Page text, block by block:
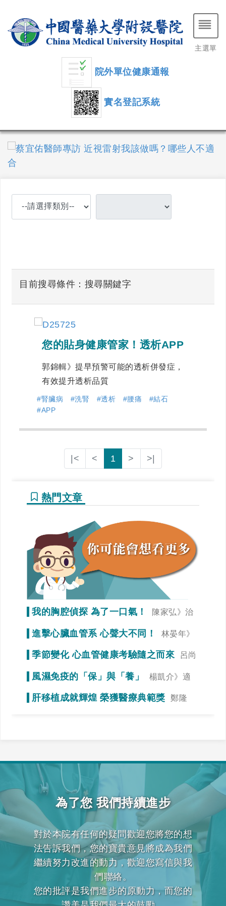
院外單位健康通報
實名登記系統
主選單
目前搜尋條件：搜尋關鍵字
您的貼身健康管家！透析APP
郭錦輯》提早預警可能的透析併發症，
有效提升透析品質
#腎臟病 #洗腎 #透析 #腰痛
#結石
#APP
|< < 1 > >|
熱門文章
我的胸腔偵探 為了一口氣！
陳家弘》治
療是為了未來生活品質
進擊心臟血管系 心聲大不同！
林晏年》
調整生活習慣「心」事就變少！
季節變化 心血管健康考驗隨之而來
呂尚
風濕免疫的「保」與「養」
楊凱介》適
當運動，達到調整免疫力的效果
肝移植成就輝煌 榮獲醫療典範獎
鄭隆
為了您 我們持續進步
對於本院有任何的疑問歡迎您將您的想
法告訴我們，您的寶貴意見將成為我們
繼續努力改進的動力，歡迎您寫信與我
們聯絡。
您的批評是我們進步的原動力，而您的